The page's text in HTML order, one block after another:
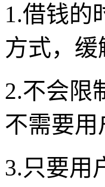
1.借钱的
方式，
2.不会限
不需要
3.只要用